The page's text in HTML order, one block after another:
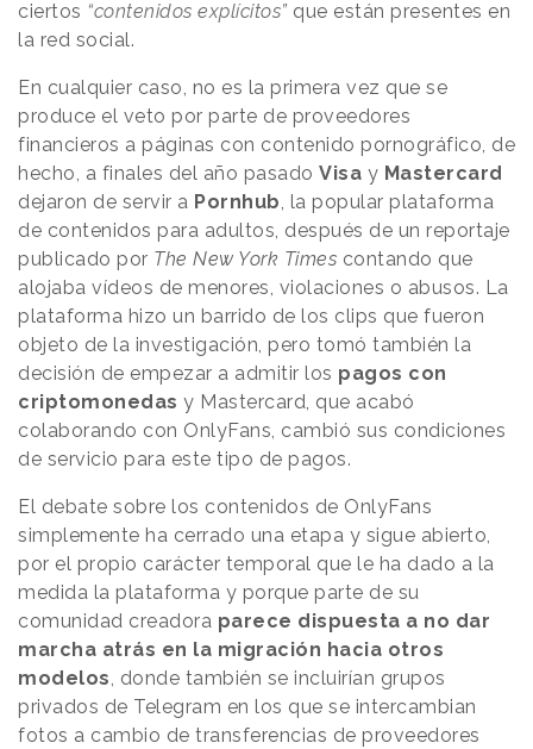
ciertos “contenidos explícitos” que están presentes en
la red social.
En cualquier caso, no es la primera vez que se
produce el veto por parte de proveedores
financieros a páginas con contenido pornográfico, de
hecho, a finales del año pasado Visa y Mastercard
dejaron de servir a Pornhub, la popular plataforma
de contenidos para adultos, después de un reportaje
publicado por The New York Times contando que
alojaba vídeos de menores, violaciones o abusos. La
plataforma hizo un barrido de los clips que fueron
objeto de la investigación, pero tomó también la
decisión de empezar a admitir los pagos con
criptomonedas y Mastercard, que acabó
colaborando con OnlyFans, cambió sus condiciones
de servicio para este tipo de pagos.
El debate sobre los contenidos de OnlyFans
simplemente ha cerrado una etapa y sigue abierto,
por el propio carácter temporal que le ha dado a la
medida la plataforma y porque parte de su
comunidad creadora parece dispuesta a no dar
marcha atrás en la migración hacia otros
modelos, donde también se incluirían grupos
privados de Telegram en los que se intercambian
fotos a cambio de transferencias de proveedores